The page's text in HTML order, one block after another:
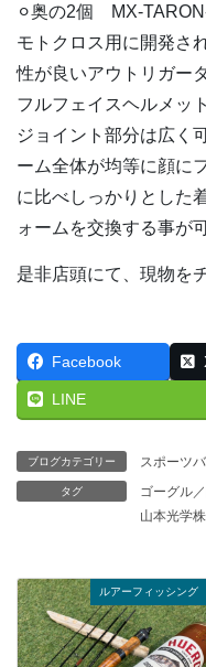
⚪︎奥の2個 MX-
モトクロス用に開発さ
性が良いアウトリガー
フルフェイスヘルメッ
ジョイント部分は広く
ーム全体が均等に顔に
に比べしっかりとした
ォームを交換する事が
是非店頭にて、現物を
Facebook
LINE
ブログカテゴリー スポーツ
タグ ゴーグル
山本光学
ルアーフィッシング